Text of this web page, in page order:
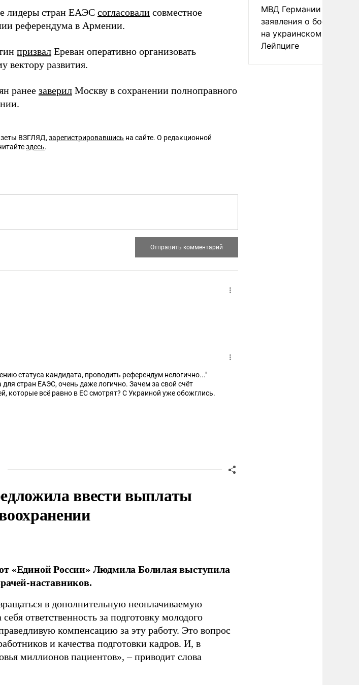
лидеры стран ЕАЭС согласовали совместное
референдума в Армении.
призвал Ереван оперативно организовать
вектору развития.
ранее заверил Москву в сохранении полноправного
ВЗГЛЯД, зарегистрировавшись на сайте. О редакционной
здесь.
статуса кандидата, проводить референдум нелогично..."
стран ЕАЭС, очень даже логично. Зачем за свой счёт
которые всё равно в ЕС смотрят? С Украиной уже обожглись.
ввести выплаты
«Единой России» Людмила Болилая выступила
наставников.
в дополнительную неоплачиваемую
ответственность за подготовку молодого
компенсацию за эту работу. Это вопрос
и качества подготовки кадров. И, в
миллионов пациентов», – приводит слова
МВД Германии отвергло
заявления о
на украинском
Лейпциге